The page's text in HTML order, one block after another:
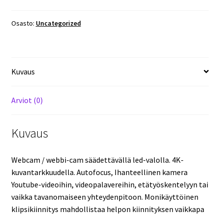
valolla.
focus.
määrä
Osasto: Uncategorized
Kuvaus
Arviot (0)
Kuvaus
Webcam / webbi-cam säädettävällä led-valolla. 4K-
kuvantarkkuudella. Autofocus, Ihanteellinen kamera
Youtube-videoihin, videopalavereihin, etätyöskentelyyn tai
vaikka tavanomaiseen yhteydenpitoon. Monikäyttöinen
klipsikiinnitys mahdollistaa helpon kiinnityksen vaikkapa